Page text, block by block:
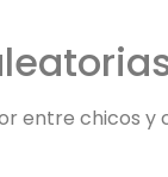
furor entre